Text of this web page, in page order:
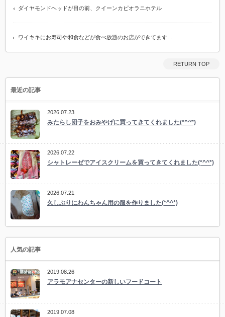
ダイヤモンドヘッドが目の前、クイーンカピオラニホテル
ワイキキにお寿司や和食などが食べ放題のお店ができてます…
RETURN TOP
最近の記事
2026.07.23
みたらし団子をおみやげに買ってきてくれました(*^^*)
2026.07.22
シャトレーゼでアイスクリームを買ってきてくれました(*^^*)
2026.07.21
久しぶりにわんちゃん用の服を作りました(*^^*)
人気の記事
2019.08.26
アラモアナセンターの新しいフードコート
2019.07.08